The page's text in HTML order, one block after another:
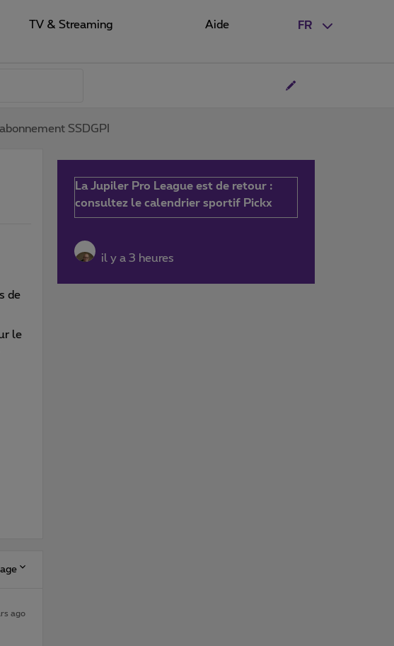
FR
TV & Streaming Aide
SSDGPI
de
le
ago
La Jupiler Pro League est de retour :
consultez le calendrier sportif Pickx
il y a 3 heures